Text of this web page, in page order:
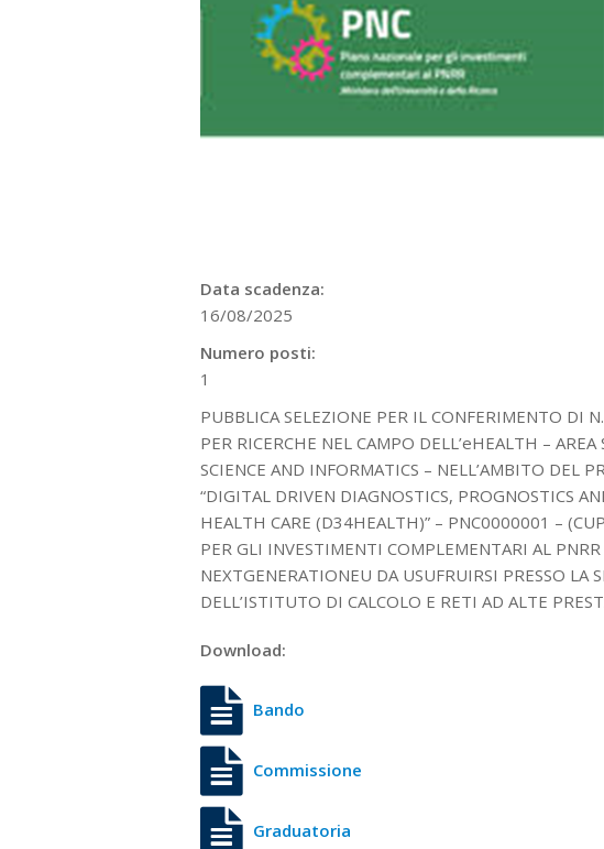
Data scadenza:
16/08/2025
Numero posti:
1
PUBBLICA SELEZIONE PER IL CONFERIMENTO DI
PER RICERCHE NEL CAMPO DELL’eHEALTH –
SCIENCE AND INFORMATICS – NELL’AMBITO DEL
“DIGITAL DRIVEN DIAGNOSTICS, PROGNOSTICS
HEALTH CARE (D34HEALTH)” – PNC0000001 –
PER GLI INVESTIMENTI COMPLEMENTARI AL
NEXTGENERATIONEU DA USUFRUIRSI PRESSO LA
DELL’ISTITUTO DI CALCOLO E RETI AD ALTE
Download:
Bando
Commissione
Graduatoria